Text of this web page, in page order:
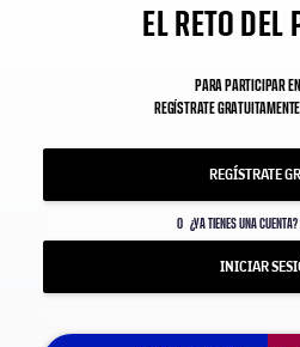
EL RETO DEL
PARA PARTICIPAR
REGÍSTRATE
REGÍSTRATE
O ¿YA TIENES UNA
INICIAR